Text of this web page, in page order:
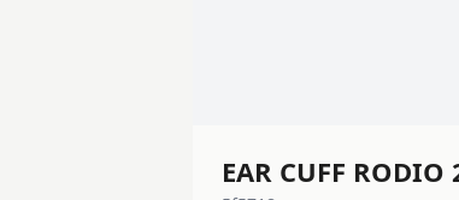
EAR CUFF RODIO